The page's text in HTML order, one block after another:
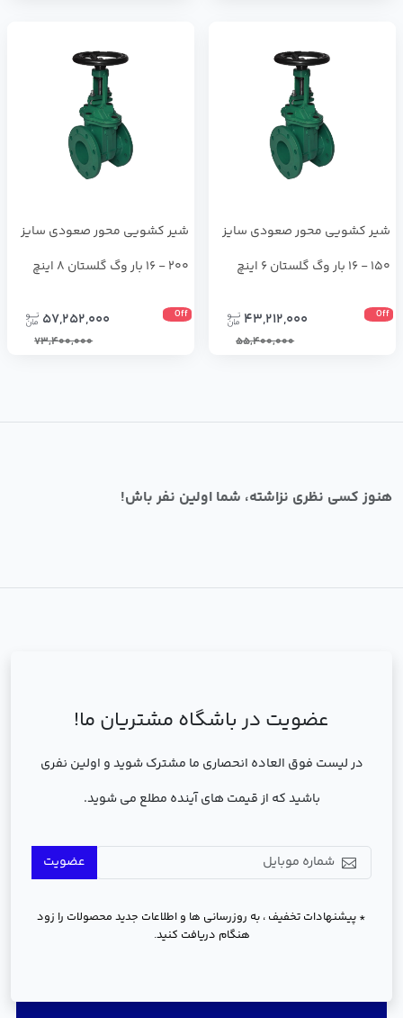
شیر کشویی محور صعودی سایز
150 - 16 بار وگ گلستان 6 اینچ
Off
43,212,000
55,400,000
شیر کشویی محور صعودی سایز
200 - 16 بار وگ گلستان 8 اینچ
Off
57,252,000
73,400,000
هنوز کسی نظری نزاشته، شما اولین نفر باش!
عضویت در باشگاه مشتریان ما!
در لیست فوق العاده انحصاری ما مشترک شوید و اولین نفری
باشید که از قیمت های آینده مطلع می شوید.
عضویت
* پیشنهادات تخفیف ، به روزرسانی ها و اطلاعات جدید محصولات را زود
هنگام دریافت کنید.